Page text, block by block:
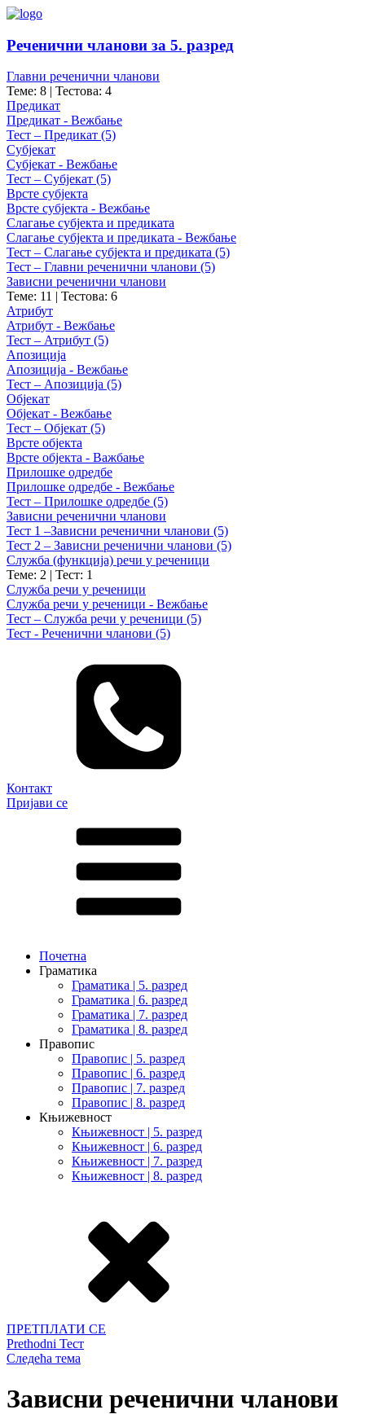
Реченични чланови за 5. разред
Главни реченични чланови
Теме: 8 | Тестова: 4
Предикат
Предикат - Вежбање
Тест – Предикат (5)
Субјекат
Субјекат - Вежбање
Тест – Субјекат (5)
Врсте субјекта
Врсте субјекта - Вежбање
Слагање субјекта и предиката
Слагање субјекта и предиката - Вежбање
Тест – Слагање субјекта и предиката (5)
Тест – Главни реченични чланови (5)
Зависни реченични чланови
Теме: 11 | Тестова: 6
Атрибут
Атрибут - Вежбање
Тест – Атрибут (5)
Апозиција
Апозиција - Вежбање
Тест – Апозиција (5)
Објекат
Објекат - Вежбање
Тест – Објекат (5)
Врсте објекта
Врсте објекта - Важбање
Прилошке одредбе
Прилошке одредбе - Вежбање
Тест – Прилошке одредбе (5)
Зависни реченични чланови
Тест 1 –Зависни реченични чланови (5)
Тест 2 – Зависни реченични чланови (5)
Служба (функција) речи у реченици
Теме: 2 | Тест: 1
Служба речи у реченици
Служба речи у реченици - Вежбање
Тест – Служба речи у реченици (5)
Тест - Реченични чланови (5)
Контакт
Пријави се
Почетна
Граматика
Граматика | 5. разред
Граматика | 6. разред
Граматика | 7. разред
Граматика | 8. разред
Правопис
Правопис | 5. разред
Правопис | 6. разред
Правопис | 7. разред
Правопис | 8. разред
Књижевност
Књижевност | 5. разред
Књижевност | 6. разред
Књижевност | 7. разред
Књижевност | 8. разред
ПРЕТПЛАТИ СЕ
Prethodni Тест
Следећа тема
Зависни реченични чланови